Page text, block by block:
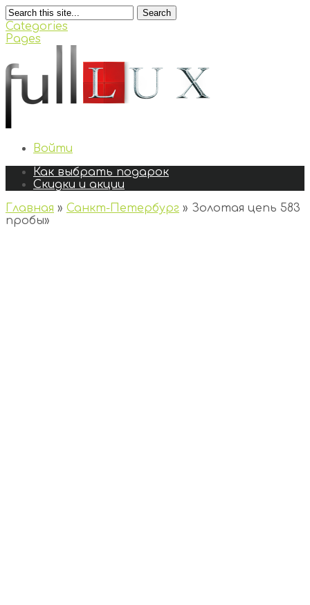
Search
Categories
Pages
Войти
Как выбрать подарок
Скидки и акции
Главная » Санкт-Петербург » Золотая цепь 583
пробы»